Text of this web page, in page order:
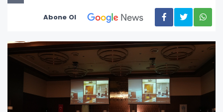
Abone Ol